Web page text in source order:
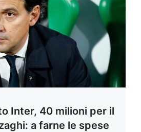
Inter, 40 milioni per il
a farne le spese